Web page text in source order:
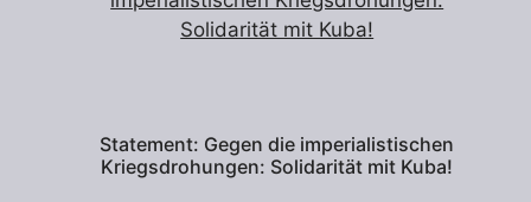
Statement: Gegen die imperialistischen
Kriegsdrohungen: Solidarität mit Kuba!